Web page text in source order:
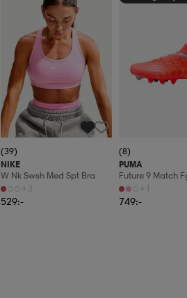
(39)
NIKE
W Nk Swsh Med Spt Bra
+3
529:-
(8)
PUMA
Future 9 Match
+1
749:-